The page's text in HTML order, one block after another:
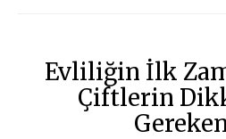
Evliliğin İlk
Çiftlerin